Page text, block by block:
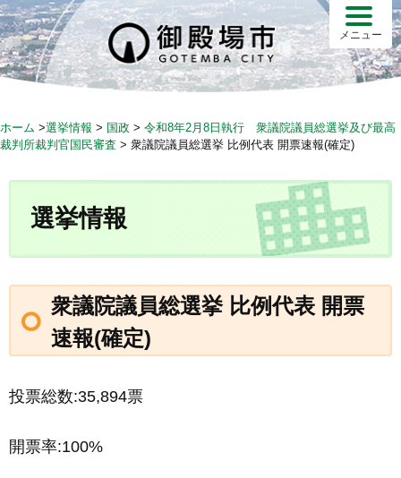
S
k
i
p
c
メニュー
ホーム >選挙情報 > 国政 > 令和8年2月8日執行 衆議院議員総選挙及び最高
裁判所裁判官国民審査 > 衆議院議員総選挙 比例代表 開票速報(確定)
選挙情報
衆議院議員総選挙 比例代表 開票
速報(確定)
投票総数:35,894票
開票率:100%